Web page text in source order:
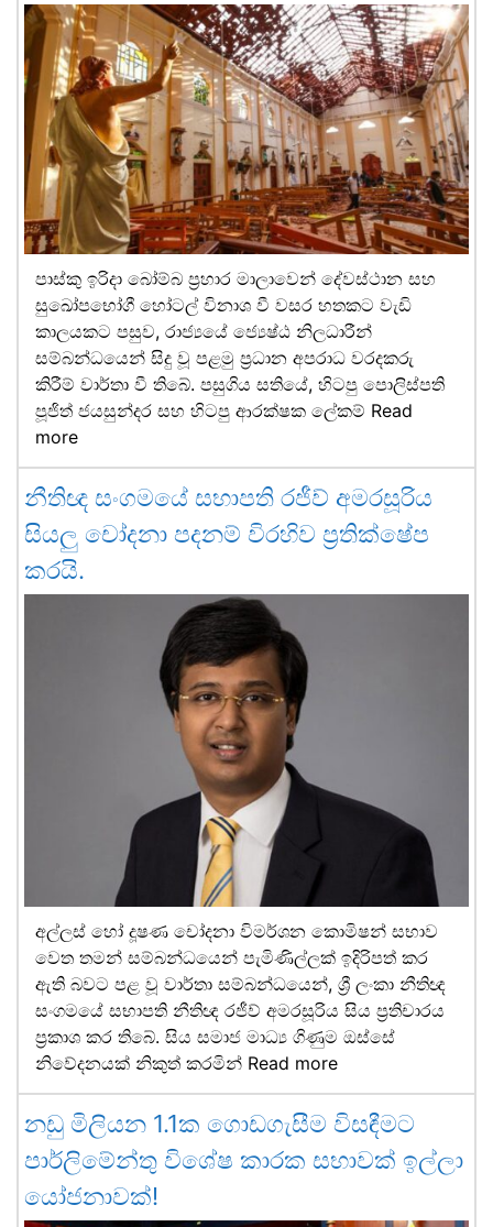
පාස්කු ඉරිදා බෝම්බ ප්‍රහාර මාලාවෙන් දේවස්ථාන සහ
සුඛෝපභෝගී හෝටල් විනාශ වී වසර හතකට වැඩි
කාලයකට පසුව, රාජ්‍යයේ ජ්‍යෙෂ්ඨ නිලධාරීන්
සම්බන්ධයෙන් සිදු වූ පළමු ප්‍රධාන අපරාධ වරදකරු
කිරීම් වාර්තා වී තිබේ. පසුගිය සතියේ, හිටපු පොලිස්පති
පූජිත් ජයසුන්දර සහ හිටපු ආරක්ෂක ලේකම් Read
more
නීතිඥ සංගමයේ සභාපති රජීව් අමරසූරිය
සියලු චෝදනා පදනම් විරහිව ප්‍රතික්ෂේප
කරයි.
අල්ලස් හෝ දූෂණ චෝදනා විමර්ශන කොමිෂන් සභාව
වෙත තමන් සම්බන්ධයෙන් පැමිණිල්ලක් ඉදිරිපත් කර
ඇති බවට පළ වූ වාර්තා සම්බන්ධයෙන්, ශ්‍රී ලංකා නීතිඥ
සංගමයේ සභාපති නීතිඥ රජීව් අමරසූරිය සිය ප්‍රතිචාරය
ප්‍රකාශ කර තිබේ. සිය සමාජ මාධ්‍ය ගිණුම ඔස්සේ
නිවේදනයක් නිකුත් කරමින් Read more
නඩු මිලියන 1.1ක ගොඩගැසීම විසඳීමට
පාර්ලිමේන්තු විශේෂ කාරක සභාවක් ඉල්ලා
යෝජනාවක්!